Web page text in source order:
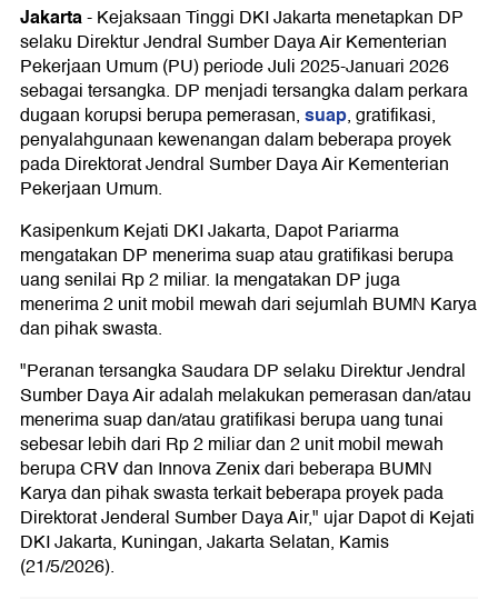
Jakarta-Kejaksaan Tinggi DKI Jakarta menetapkan DP
selaku Direktur Jendral Sumber Daya Air Kementerian
Pekerjaan Umum (PU) periode Juli 2025-Januari 2026
sebagai tersangka. DP menjadi tersangka dalam perkara
dugaan korupsi berupa pemerasan,suap, gratifikasi,
penyalahgunaan kewenangan dalam beberapa proyek
pada Direktorat Jendral Sumber Daya Air Kementerian
Pekerjaan Umum.
Kasipenkum Kejati DKI Jakarta, Dapot Pariarma
mengatakan DP menerima suap atau gratifikasi berupa
uang senilai Rp 2 miliar. Ia mengatakan DP juga
menerima 2 unit mobil mewah dari sejumlah BUMN Karya
dan pihak swasta.
"Peranan tersangka Saudara DP selaku Direktur Jendral
Sumber Daya Air adalah melakukan pemerasan dan/atau
menerima suap dan/atau gratifikasi berupa uang tunai
sebesar lebih dari Rp 2 miliar dan 2 unit mobil mewah
berupa CRV dan Innova Zenix dari beberapa BUMN
Karya dan pihak swasta terkait beberapa proyek pada
Direktorat Jenderal Sumber Daya Air," ujar Dapot di Kejati
DKI Jakarta, Kuningan, Jakarta Selatan, Kamis
(21/5/2026).